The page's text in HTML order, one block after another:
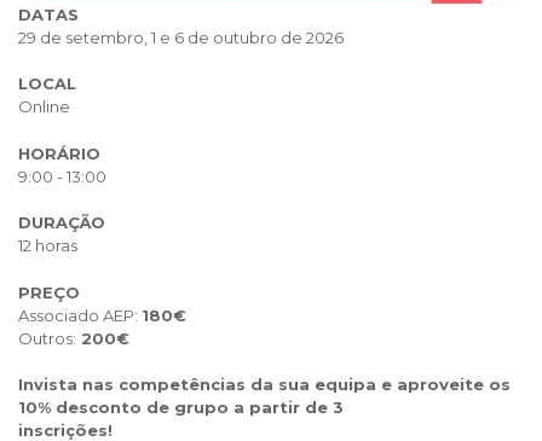
DATAS
29 de setembro, 1 e 6 de outubro de 2026
LOCAL
Online
HORÁRIO
9:00 - 13:00
DURAÇÃO
12 horas
PREÇO
Associado AEP: 180€
Outros: 200€
Invista nas competências da sua equipa e aproveite os
10% desconto de grupo a partir de 3
inscrições!